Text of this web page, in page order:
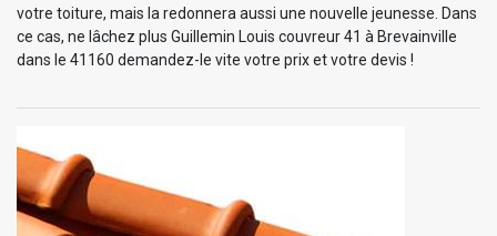
votre toiture, mais la redonnera aussi une nouvelle jeunesse. Dans
ce cas, ne lâchez plus Guillemin Louis couvreur 41 à Brevainville
dans le 41160 demandez-le vite votre prix et votre devis !